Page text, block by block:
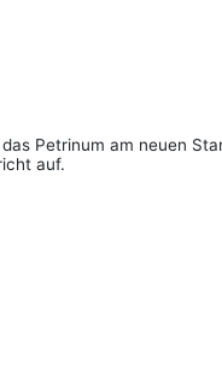
Petrinum am neuen
auf.